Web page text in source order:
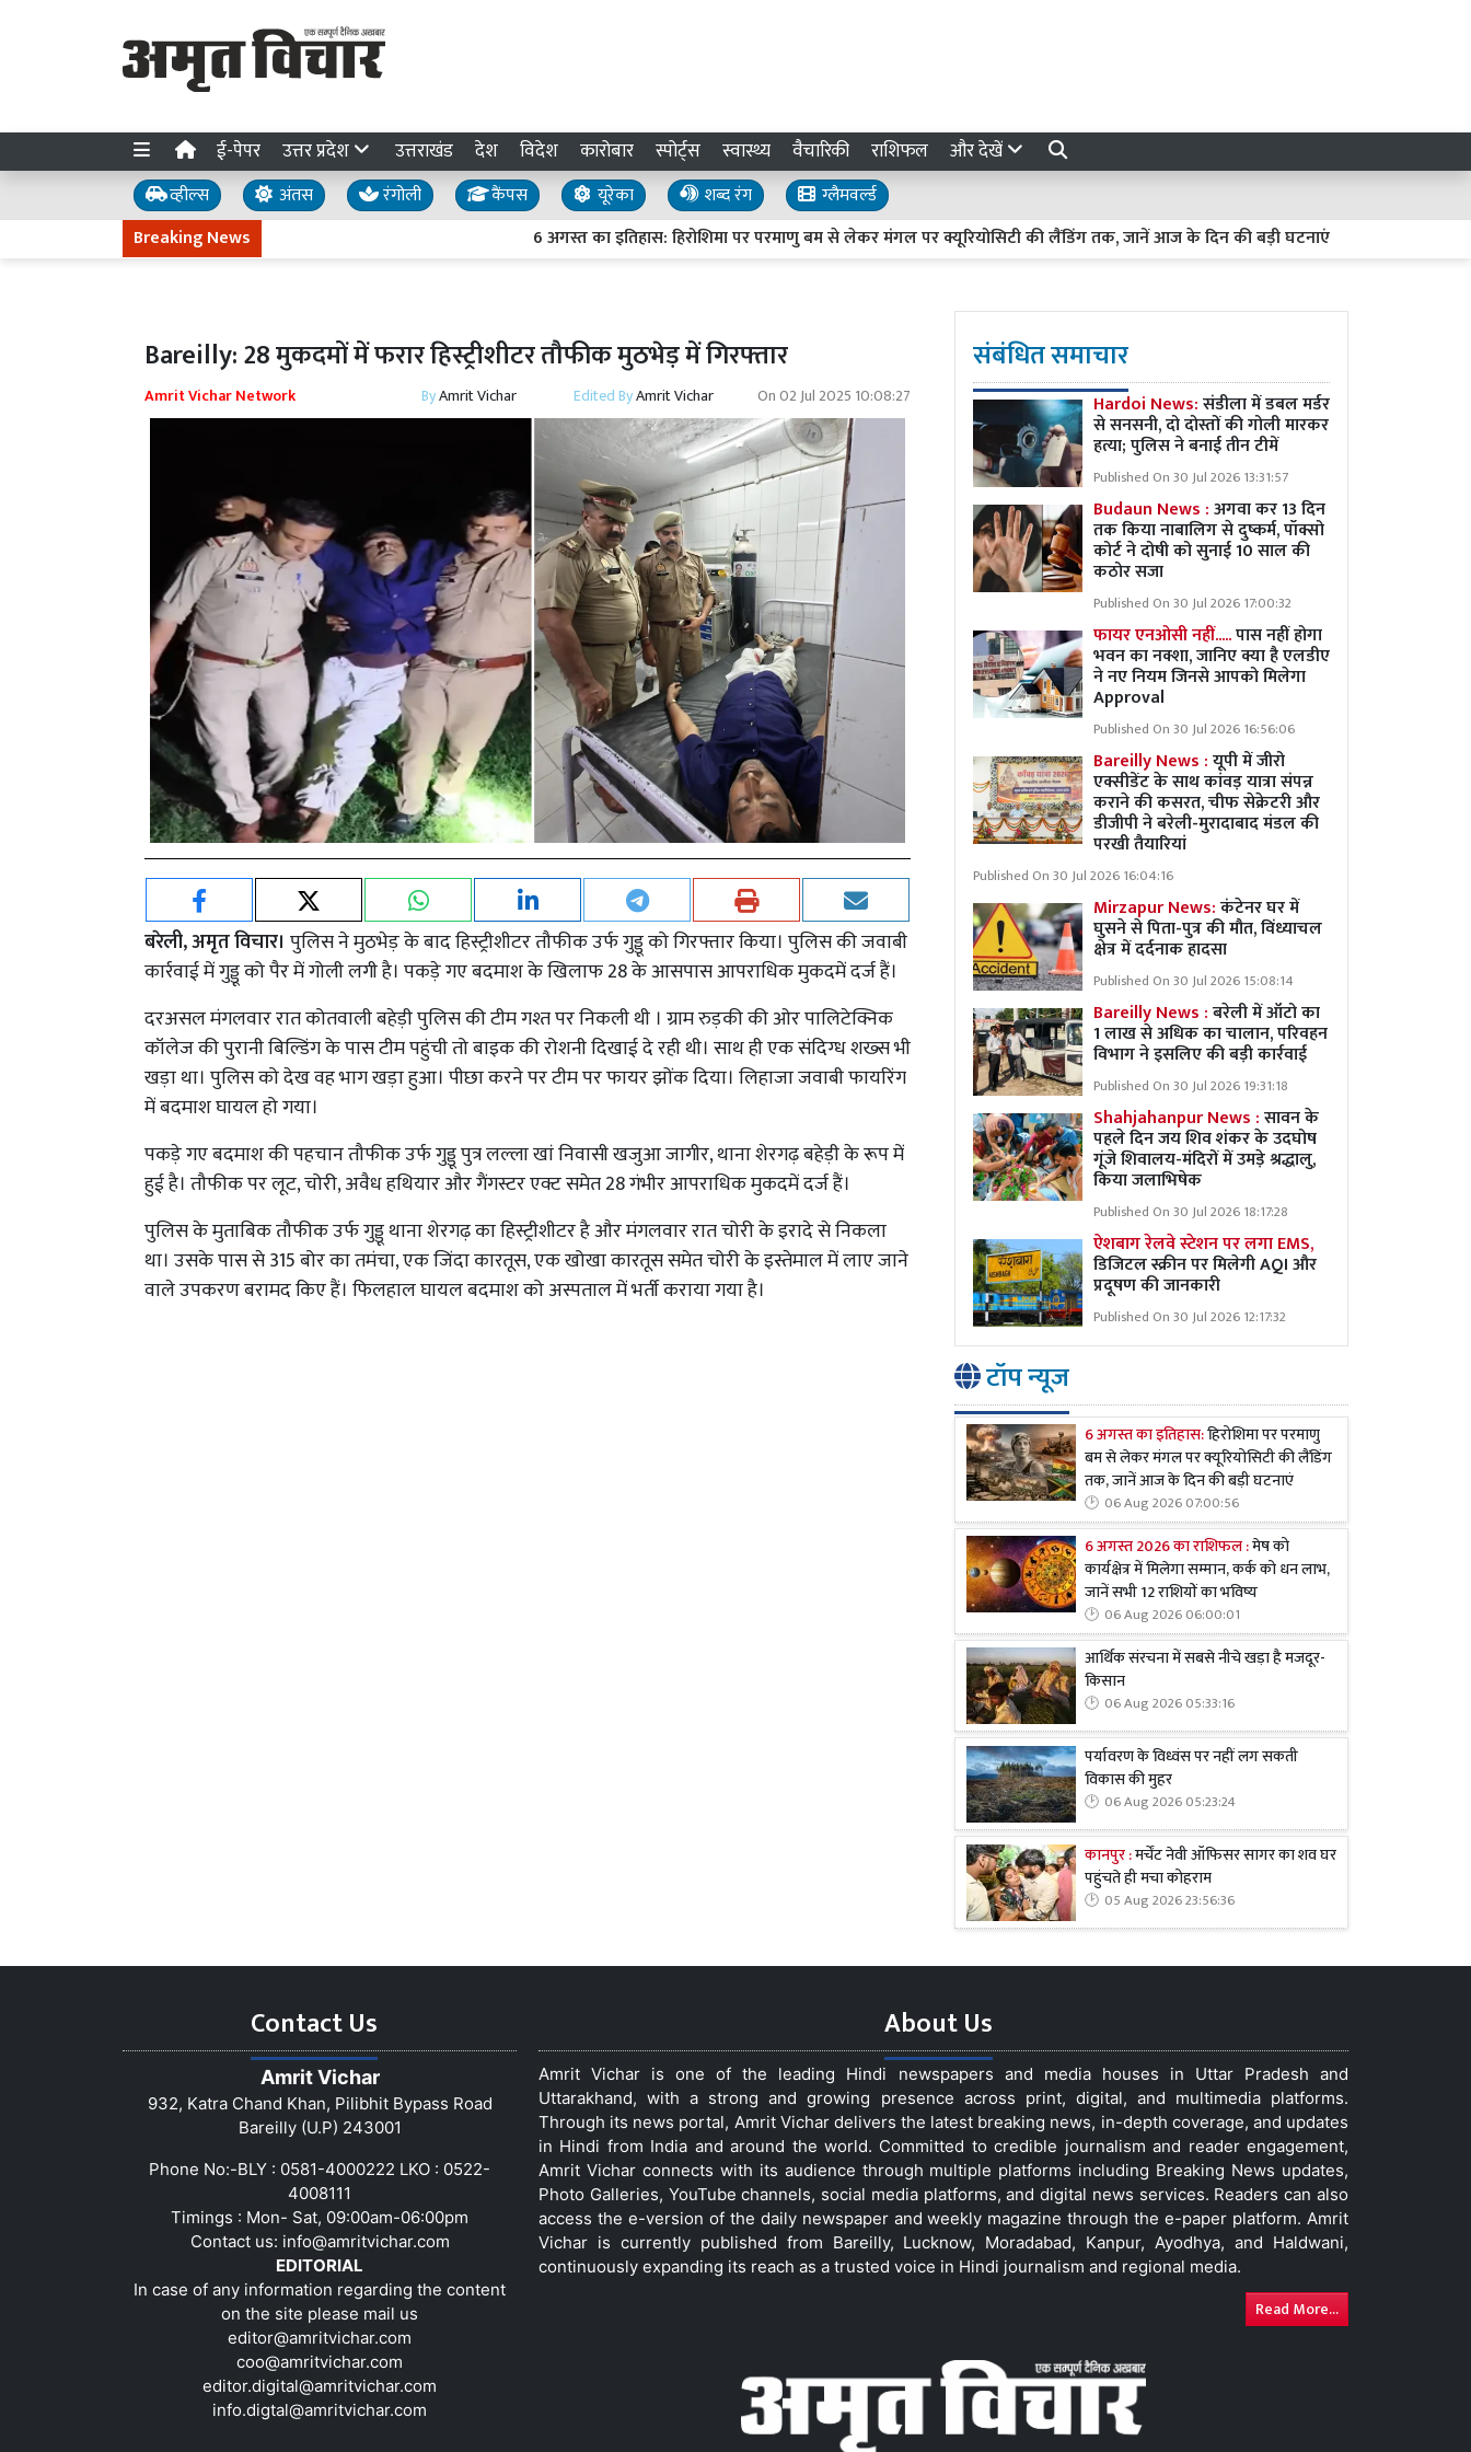
ई-पेपर उत्तर प्रदेश उत्तराखंड देश विदेश कारोबार स्पोर्ट्स स्वास्थ्य वैचारिकी राशिफल और देखें
व्हील्स अंतस रंगोली कैंपस यूरेका शब्द रंग
ग्लैमवर्ल्ड
Breaking News
6 अगस्त का इतिहास: हिरोशिमा पर परमाणु बम से लेकर मंगल पर क्यूरियोसिटी की लैंडिंग तक, जानें आज के दिन की बड़ी घटनाएं
Bareilly: 28 मुकदमों में फरार हिस्ट्रीशीटर तौफीक मुठभेड़ में गिरफ्तार
Amrit Vichar Network ByAmrit Vichar Edited ByAmrit Vichar On02 Jul 2025 10:08:27
बरेली, अमृत विचार। पुलिस ने मुठभेड़ के बाद हिस्ट्रीशीटर तौफीक उर्फ गुड्डू को गिरफ्तार किया। पुलिस की जवाबी
कार्रवाई में गुड्डू को पैर में गोली लगी है। पकड़े गए बदमाश के खिलाफ 28 के आसपास आपराधिक मुकदमें दर्ज हैं।
दरअसल मंगलवार रात कोतवाली बहेड़ी पुलिस की टीम गश्त पर निकली थी । ग्राम रुड़की की ओर पालिटेक्निक
कॉलेज की पुरानी बिल्डिंग के पास टीम पहुंची तो बाइक की रोशनी दिखाई दे रही थी। साथ ही एक संदिग्ध शख्स भी
खड़ा था। पुलिस को देख वह भाग खड़ा हुआ। पीछा करने पर टीम पर फायर झोंक दिया। लिहाजा जवाबी फायरिंग
में बदमाश घायल हो गया।
पकड़े गए बदमाश की पहचान तौफीक उर्फ गुड्डू पुत्र लल्ला खां निवासी खजुआ जागीर, थाना शेरगढ़ बहेड़ी के रूप में
हुई है। तौफीक पर लूट, चोरी, अवैध हथियार और गैंगस्टर एक्ट समेत 28 गंभीर आपराधिक मुकदमें दर्ज हैं।
पुलिस के मुताबिक तौफीक उर्फ गुड्डू थाना शेरगढ़ का हिस्ट्रीशीटर है और मंगलवार रात चोरी के इरादे से निकला
था। उसके पास से 315 बोर का तमंचा, एक जिंदा कारतूस, एक खोखा कारतूस समेत चोरी के इस्तेमाल में लाए जाने
वाले उपकरण बरामद किए हैं। फिलहाल घायल बदमाश को अस्पताल में भर्ती कराया गया है।
संबंधित समाचार
Hardoi News:संडीला में डबल मर्डर
से सनसनी, दो दोस्तों की गोली मारकर
हत्या; पुलिस ने बनाई तीन टीमें
Published On 30 Jul 2026 13:31:57
Budaun News :अगवा कर 13 दिन
तक किया नाबालिग से दुष्कर्म, पॉक्सो
कोर्ट ने दोषी को सुनाई 10 साल की
कठोर सजा
Published On 30 Jul 2026 17:00:32
फायर एनओसी नहीं.....पास नहीं होगा
भवन का नक्शा, जानिए क्या है एलडीए
ने नए नियम जिनसे आपको मिलेगा
Approval
Published On 30 Jul 2026 16:56:06
Bareilly News :यूपी में जीरो
एक्सीडेंट के साथ कांवड़ यात्रा संपन्न
कराने की कसरत, चीफ सेक्रेटरी और
डीजीपी ने बरेली-मुरादाबाद मंडल की
परखी तैयारियां
Published On 30 Jul 2026 16:04:16
Mirzapur News:कंटेनर घर में
घुसने से पिता-पुत्र की मौत, विंध्याचल
क्षेत्र में दर्दनाक हादसा
Published On 30 Jul 2026 15:08:14
Bareilly News :बरेली में ऑटो का
1 लाख से अधिक का चालान, परिवहन
विभाग ने इसलिए की बड़ी कार्रवाई
Published On 30 Jul 2026 19:31:18
Shahjahanpur News :सावन के
पहले दिन जय शिव शंकर के उदघोष
गूंजे शिवालय-मंदिरों में उमड़े श्रद्धालु,
किया जलाभिषेक
Published On 30 Jul 2026 18:17:28
ऐशबाग रेलवे स्टेशन पर लगा EMS,
डिजिटल स्क्रीन पर मिलेगी AQI और
प्रदूषण की जानकारी
Published On 30 Jul 2026 12:17:32
टॉप न्यूज
6 अगस्त का इतिहास:हिरोशिमा पर परमाणु
बम से लेकर मंगल पर क्यूरियोसिटी की लैंडिंग
तक, जानें आज के दिन की बड़ी घटनाएं
06 Aug 2026 07:00:56
6 अगस्त 2026 का राशिफल :मेष को
कार्यक्षेत्र में मिलेगा सम्मान, कर्क को धन लाभ,
जानें सभी 12 राशियों का भविष्य
06 Aug 2026 06:00:01
आर्थिक संरचना में सबसे नीचे खड़ा है मजदूर-
किसान
06 Aug 2026 05:33:16
पर्यावरण के विध्वंस पर नहीं लग सकती
विकास की मुहर
06 Aug 2026 05:23:24
कानपुर :मर्चेंट नेवी ऑफिसर सागर का शव घर
पहुंचते ही मचा कोहराम
05 Aug 2026 23:56:36
Contact Us
Amrit Vichar
932, Katra Chand Khan, Pilibhit Bypass Road
Bareilly (U.P) 243001
Phone No:-BLY : 0581-4000222 LKO : 0522-
4008111
Timings : Mon- Sat, 09:00am-06:00pm
Contact us: info@amritvichar.com
EDITORIAL
In case of any information regarding the content
on the site please mail us
editor@amritvichar.com
coo@amritvichar.com
editor.digital@amritvichar.com
info.digtal@amritvichar.com
About Us
Amrit Vichar is one of the leading Hindi newspapers and media houses in Uttar Pradesh and
Uttarakhand, with a strong and growing presence across print, digital, and multimedia platforms.
Through its news portal, Amrit Vichar delivers the latest breaking news, in-depth coverage, and updates
in Hindi from India and around the world. Committed to credible journalism and reader engagement,
Amrit Vichar connects with its audience through multiple platforms including Breaking News updates,
Photo Galleries, YouTube channels, social media platforms, and digital news services. Readers can also
access the e-version of the daily newspaper and weekly magazine through the e-paper platform. Amrit
Vichar is currently published from Bareilly, Lucknow, Moradabad, Kanpur, Ayodhya, and Haldwani,
continuously expanding its reach as a trusted voice in Hindi journalism and regional media.
Read More...